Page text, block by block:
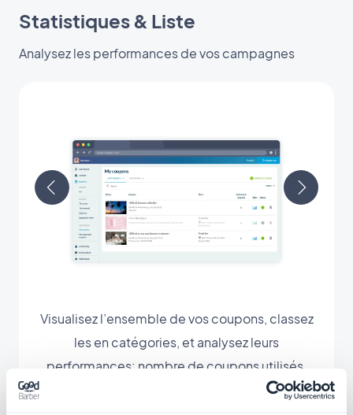
Statistiques & Liste
Analysez les performances de vos campagnes
Visualisez l’ensemble de vos coupons, classez
les en catégories, et analysez leurs
performances: nombre de coupons utilisés,
état du coupon, répartition des utilisations en